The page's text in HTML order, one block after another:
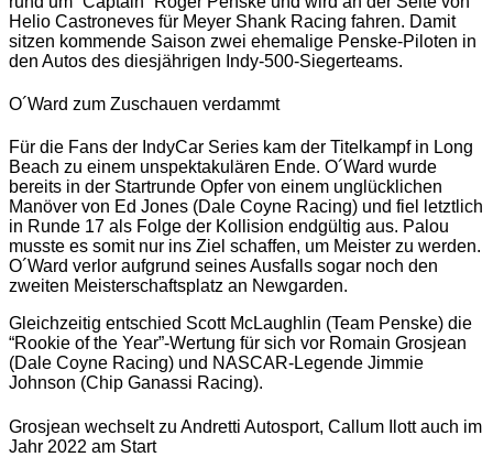
Helio Castroneves für Meyer Shank Racing fahren. Damit
sitzen kommende Saison zwei ehemalige Penske-Piloten in
den Autos des diesjährigen Indy-500-Siegerteams.
O´Ward zum Zuschauen verdammt
Für die Fans der IndyCar Series kam der Titelkampf in Long
Beach zu einem unspektakulären Ende. O´Ward wurde
bereits in der Startrunde Opfer von einem unglücklichen
Manöver von Ed Jones (Dale Coyne Racing) und fiel letztlich
in Runde 17 als Folge der Kollision endgültig aus. Palou
musste es somit nur ins Ziel schaffen, um Meister zu werden.
O´Ward verlor aufgrund seines Ausfalls sogar noch den
zweiten Meisterschaftsplatz an Newgarden.
Gleichzeitig entschied Scott McLaughlin (Team Penske) die
“Rookie of the Year”-Wertung für sich vor Romain Grosjean
(Dale Coyne Racing) und NASCAR-Legende Jimmie
Johnson (Chip Ganassi Racing).
Grosjean wechselt zu Andretti Autosport, Callum Ilott auch im
Jahr 2022 am Start